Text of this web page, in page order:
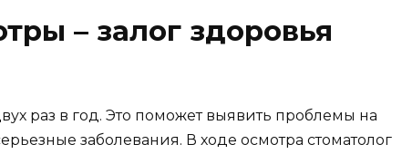
– залог здоровья
раз в год. Это поможет выявить проблемы на
заболевания. В ходе осмотра стоматолог